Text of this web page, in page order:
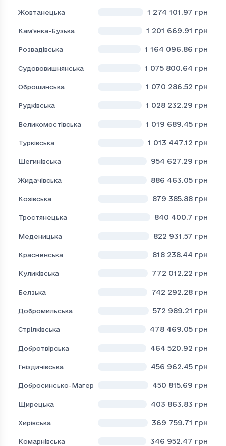
Жовтанецька 1 274 101.97 грн
Кам'янка-Бузька 1 201 669.91 грн
Розвадівська 1 164 096.86 грн
Судововишнянська 1 075 800.64 грн
Оброшинська 1 070 286.52 грн
Рудківська 1 028 232.29 грн
Великомостівська 1 019 689.45 грн
Турківська 1 013 447.12 грн
Шегинівська 954 627.29 грн
Жидачівська 886 463.05 грн
Козівська 879 385.88 грн
Тростянецька 840 400.7 грн
Меденицька 822 931.57 грн
Красненська 818 238.44 грн
Куликівська 772 012.22 грн
Белзька 742 292.28 грн
Добромильська 572 989.21 грн
Стрілківська 478 469.05 грн
Добротвірська 464 520.92 грн
Гніздичівська 456 962.45 грн
Добросинсько-Магерівська 450 815.69 грн
Щирецька 403 863.83 грн
Хирівська 369 759.71 грн
Комарнівська 346 952.47 грн